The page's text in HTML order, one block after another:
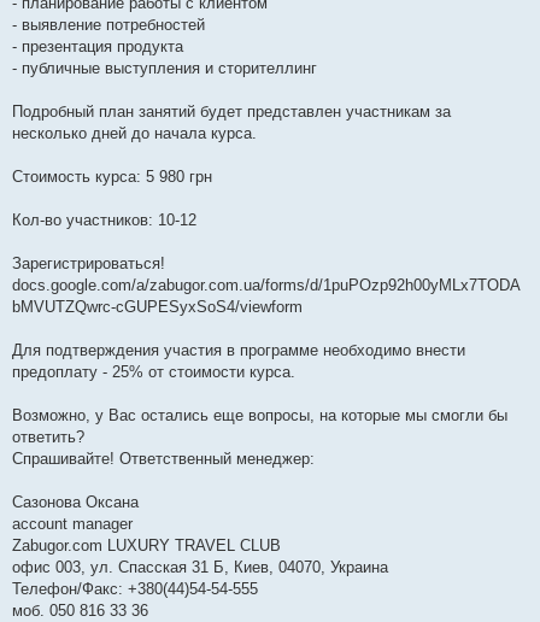
- выявление потребностей
- презентация продукта
- публичные выступления и сторителлинг
Подробный план занятий будет представлен участникам за
несколько дней до начала курса.
Стоимость курса: 5 980 грн
Кол-во участников: 10-12
Зарегистрироваться!
docs.google.com/a/zabugor.com.ua/forms/d/1puPOzp92h00yMLx7TODA
bMVUTZQwrc-cGUPESyxSoS4/viewform
Для подтверждения участия в программе необходимо внести
предоплату - 25% от стоимости курса.
Возможно, у Вас остались еще вопросы, на которые мы смогли бы
ответить?
Спрашивайте! Ответственный менеджер:
Сазонова Оксана
account manager
Zabugor.com LUXURY TRAVEL CLUB
офис 003, ул. Спасская 31 Б, Киев, 04070, Украина
Телефон/Факс: +380(44)54-54-555
моб. 050 816 33 36